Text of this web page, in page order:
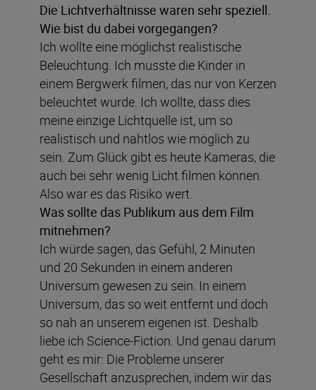
Die Lichtverhältnisse waren sehr speziell.
Wie bist du dabei vorgegangen?
Ich wollte eine möglichst realistische
Beleuchtung. Ich musste die Kinder in
einem Bergwerk filmen, das nur von Kerzen
beleuchtet wurde. Ich wollte, dass dies
meine einzige Lichtquelle ist, um so
realistisch und nahtlos wie möglich zu
sein. Zum Glück gibt es heute Kameras, die
auch bei sehr wenig Licht filmen können.
Also war es das Risiko wert.
Was sollte das Publikum aus dem Film
mitnehmen?
Ich würde sagen, das Gefühl, 2 Minuten
und 20 Sekunden in einem anderen
Universum gewesen zu sein. In einem
Universum, das so weit entfernt und doch
so nah an unserem eigenen ist. Deshalb
liebe ich Science-Fiction. Und genau darum
geht es mir: Die Probleme unserer
Gesellschaft anzusprechen, indem wir das